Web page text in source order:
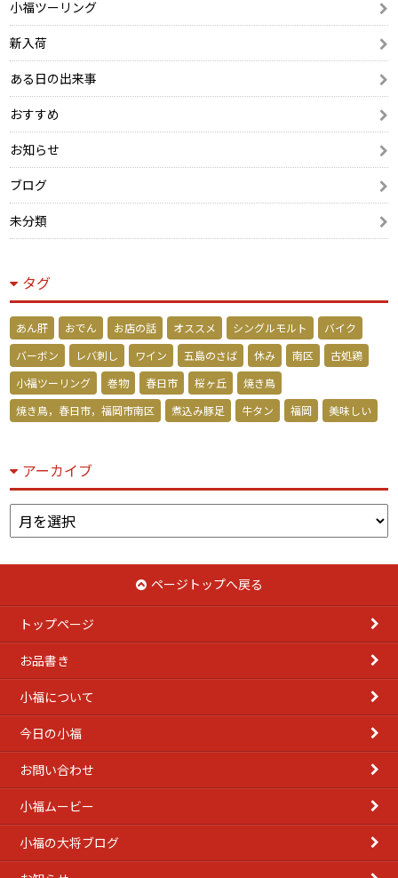
小福ツーリング
新入荷
ある日の出来事
おすすめ
お知らせ
ブログ
未分類
タグ
あん肝 おでん お店の話 オススメ シングルモルト
バイク
バーボン
レバ刺し ワイン 五島のさば 休み 南区
古処鶏
小福ツーリング
巻物 春日市 桜ヶ丘
焼き鳥
焼き鳥，春日市，福岡市南区
煮込み豚足 牛タン 福岡 美味しい
アーカイブ
ア
ー
ブ
ページトップへ戻る
トップページ
お品書き
小福について
今日の小福
お問い合わせ
小福ムービー
小福の大将ブログ